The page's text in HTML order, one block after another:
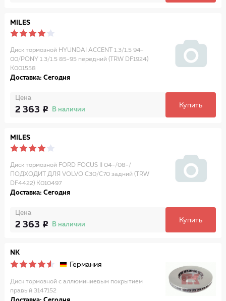
MILES
Диск тормозной HYUNDAI ACCENT 1.3/1.5 94-
00/PONY 1.3/1.5 85-95 передний (TRW DF1924)
K001558
Доставка: Сегодня
Цена
2 363 В наличии
Купить
MILES
Диск тормозной FORD FOCUS II 04-/08-/
ПОДХОДИТ ДЛЯ VOLVO C30/C70 задний (TRW
DF4422) K010497
Доставка: Сегодня
Цена
2 363 В наличии
Купить
NK
Германия
Диск тормозной с аллюминиевым покрытием
правый 3147152